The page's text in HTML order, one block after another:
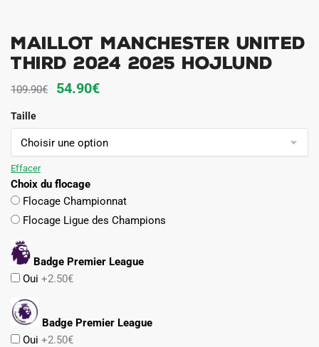
Maillot Manchester United
Third 2024 2025 Hojlund
109.90€
Le
initial
était :
54.90€Le
actuel
est :
Taille
Effacer
Choix du flocage
Flocage Championnat
Flocage Ligue des Champions
Badge Premier League
Oui +2.50€
Badge Premier League
Oui +2.50€